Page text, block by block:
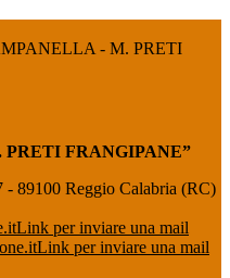
- M. PRETI
FRANGIPANE”
- 89100 Reggio Calabria (RC)
Link per inviare una mail
Link per inviare una mail